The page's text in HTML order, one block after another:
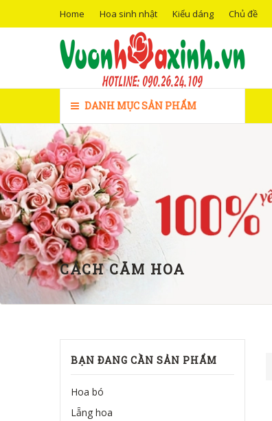
Home Hoa sinh nhật Kiểu dáng Chủ đề
DANH MỤC SẢN PHẨM
CÁCH CẮM HOA
BẠN ĐANG CẦN SẢN PHẨM
Hoa bó
Lẵng hoa